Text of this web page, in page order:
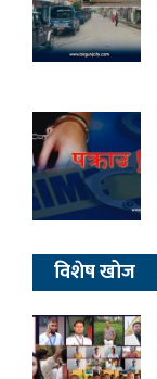
विशेष खोज